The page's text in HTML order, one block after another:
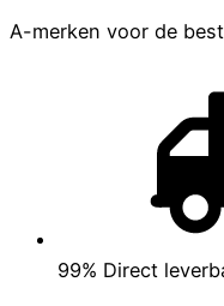
A-merken voor de
99% Direct